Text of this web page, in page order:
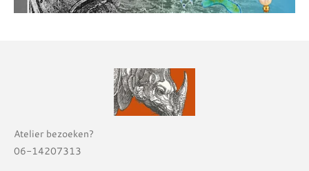
Atelier bezoeken?
06-14207313